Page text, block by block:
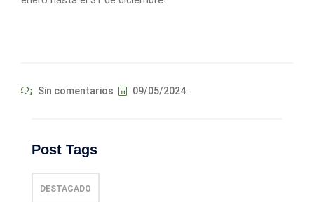
Sin comentarios 09/05/2024
Post Tags
DESTACADO